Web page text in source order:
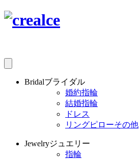
Bridalブライダル
婚約指輪
結婚指輪
ドレス
リングピローその他
Jewelryジュエリー
指輪